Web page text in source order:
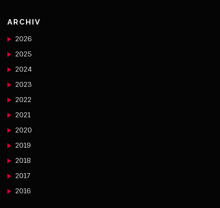
ARCHIV
2026
2025
2024
2023
2022
2021
2020
2019
2018
2017
2016